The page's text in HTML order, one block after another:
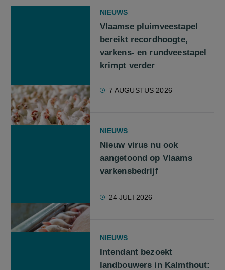
NIEUWS
Vlaamse pluimveestapel
bereikt recordhoogte,
varkens- en rundveestapel
krimpt verder
7 AUGUSTUS 2026
NIEUWS
Nieuw virus nu ook
aangetoond op Vlaams
varkensbedrijf
24 JULI 2026
NIEUWS
Intendant bezoekt
landbouwers in Kalmthout: